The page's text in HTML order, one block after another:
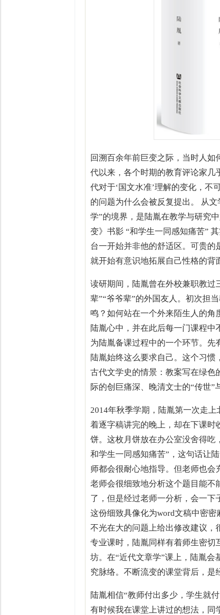
回溯百余年前巨变之际，当时人
代以来，各个时期的教育评论家几
代对于‘国文水准’理解的变化，不
的问题为什么会被反复提出。 从
学”的境界，是陆胤在教学与研究
变》书影 “和学生一同感知痛苦”
台一开始并非他的舒适区。可贵
就开始有意识地拓展自己性格的背
读研期间，陆胤曾在外校兼职教过
辈”“爷爷辈”的外国友人。初次担
鸣？如何站在一个外来陌生人的角
陆胤心中，并在此后每一门课程
为陆胤备课过程中的一个环节。先
陆胤始终这么要求自己。这个习
古代文学史的情景：教案写在绿
际的创巨痛深、晚清文士的“传世
2014年秋季学期，陆胤第一次走
着逐字稿讲完的晚上，却在下课
饼。这枚月饼放在办公室没舍得吃
和学生一同感知痛苦”，这句话让
师都会很耐心地指导。但老师也
老师会很细致地分析这个题目能
了，但是经过老师一分析，会一下
这份细致具像化为word文稿中密
不光在大的问题上给出修改建议，
专业课时，陆胤同样有着师生密
坊。在“近代文章学”课上，陆胤
究脉络。不断流变的课堂背后，是
陆胤相信“教师付出多少，学生就
有时候我在课堂上讲过的想法，